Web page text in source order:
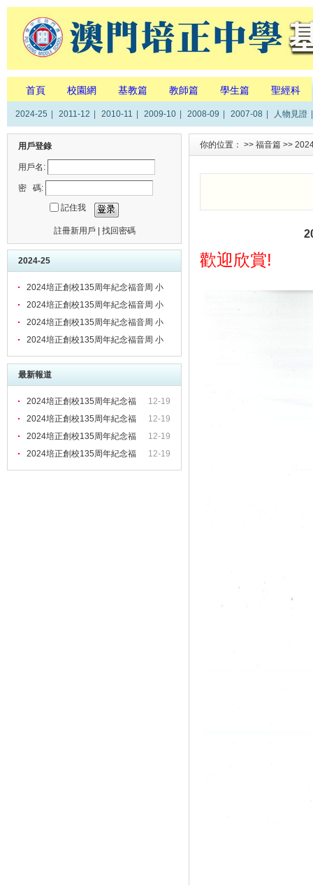
首頁 校園網 基教篇 教師篇 學生篇 聖經科
2024-25 2011-12 2010-11 2009-10 2008-09 2007-08 人物見證
用戶登錄
用戶名:
密 碼:
記住我
註冊新用戶 找回密碼
2024-25
2024培正創校135周年紀念福音周 小
三聖經科作品展
2024培正創校135周年紀念福音周 小
四聖經科作品展
2024培正創校135周年紀念福音周 小
五聖經科作品展
2024培正創校135周年紀念福音周 小
六聖經科作品展
最新報道
12-19
2024培正創校135周年紀念福
12-19
2024培正創校135周年紀念福
12-19
2024培正創校135周年紀念福
12-19
2024培正創校135周年紀念福
你的位置： >> 福音篇 >>
歡迎欣賞!